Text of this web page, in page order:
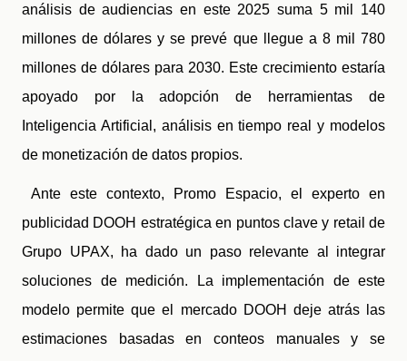
análisis de audiencias en este 2025 suma 5 mil 140
millones de dólares y se prevé que llegue a 8 mil 780
millones de dólares para 2030. Este crecimiento estaría
apoyado por la adopción de herramientas de
Inteligencia Artificial, análisis en tiempo real y modelos
de monetización de datos propios.
Ante este contexto, Promo Espacio, el experto en
publicidad DOOH estratégica en puntos clave y retail de
Grupo UPAX, ha dado un paso relevante al integrar
soluciones de medición.
La implementación de este
modelo permite que el mercado DOOH deje atrás las
estimaciones basadas en conteos manuales y se